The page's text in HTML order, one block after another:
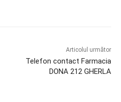
Articolul următor
Telefon contact Farmacia
DONA 212 GHERLA